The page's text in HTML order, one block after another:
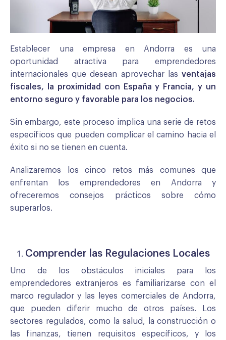
Establecer una empresa en Andorra es una
oportunidad atractiva para emprendedores
internacionales que desean aprovechar las ventajas
fiscales, la proximidad con España y Francia, y un
entorno seguro y favorable para los negocios.
Sin embargo, este proceso implica una serie de retos
específicos que pueden complicar el camino hacia el
éxito si no se tienen en cuenta.
Analizaremos los cinco retos más comunes que
enfrentan los emprendedores en Andorra y
ofreceremos consejos prácticos sobre cómo
superarlos.
Comprender las Regulaciones Locales
Uno de los obstáculos iniciales para los
emprendedores extranjeros es familiarizarse con el
marco regulador y las leyes comerciales de Andorra,
que pueden diferir mucho de otros países. Los
sectores regulados, como la salud, la construcción o
las finanzas, tienen requisitos específicos, y los